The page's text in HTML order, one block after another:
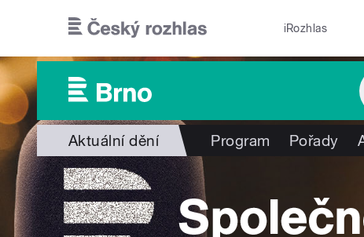
iRozhlas
Aktuální dění Program Pořady